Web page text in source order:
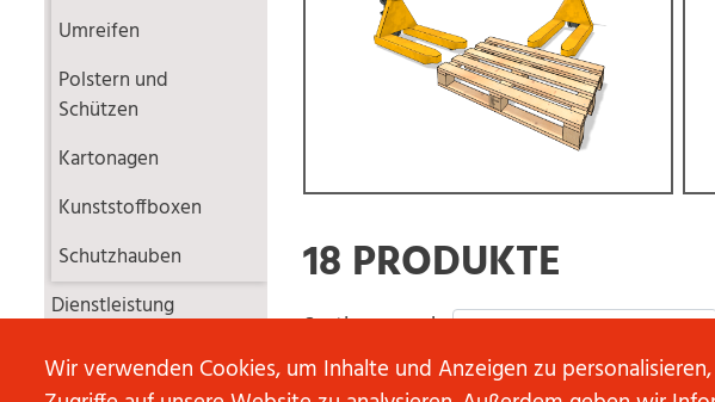
Umreifen
Polstern und
Schützen
Kartonagen
Kunststoffboxen
Schutzhauben
Dienstleistung
18 PRODUKTE
Sortieren nach
Wir verwenden Cookies, um Inhalte und Anzeigen zu